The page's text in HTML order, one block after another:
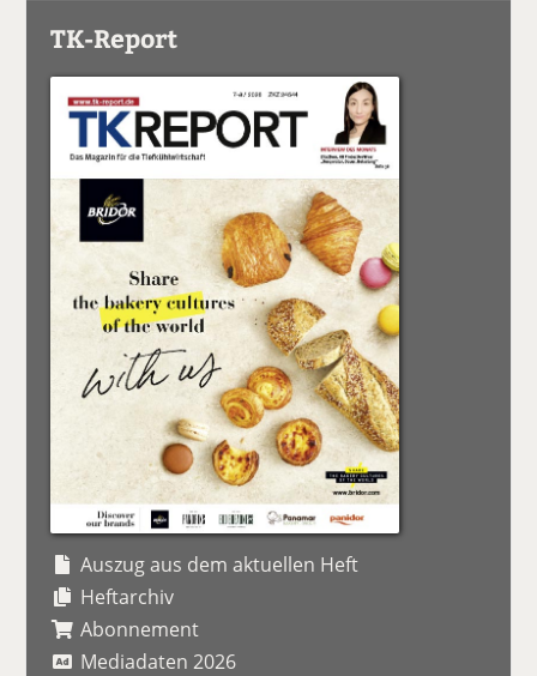
TK-Report
Auszug aus dem aktuellen Heft
Heftarchiv
Abonnement
Mediadaten 2026